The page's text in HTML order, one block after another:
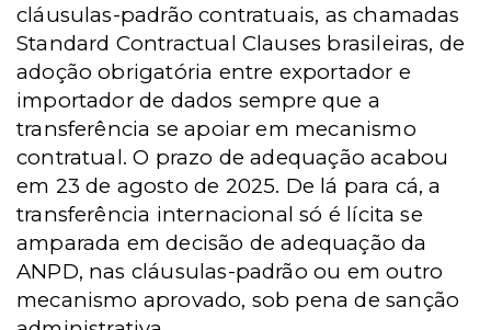
cláusulas-padrão contratuais, as chamadas
Standard Contractual Clauses brasileiras, de
adoção obrigatória entre exportador e
importador de dados sempre que a
transferência se apoiar em mecanismo
contratual. O prazo de adequação acabou
em 23 de agosto de 2025. De lá para cá, a
transferência internacional só é lícita se
amparada em decisão de adequação da
ANPD, nas cláusulas-padrão ou em outro
mecanismo aprovado, sob pena de sanção